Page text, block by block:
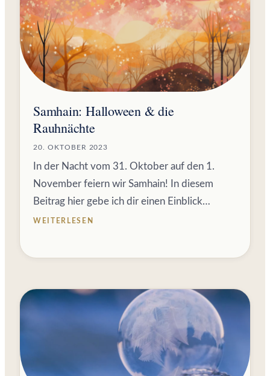
Samhain: Halloween & die
Rauhnächte
20. OKTOBER 2023
In der Nacht vom 31. Oktober auf den 1.
November feiern wir Samhain! In diesem
Beitrag hier gebe ich dir einen Einblick…
WEITERLESEN